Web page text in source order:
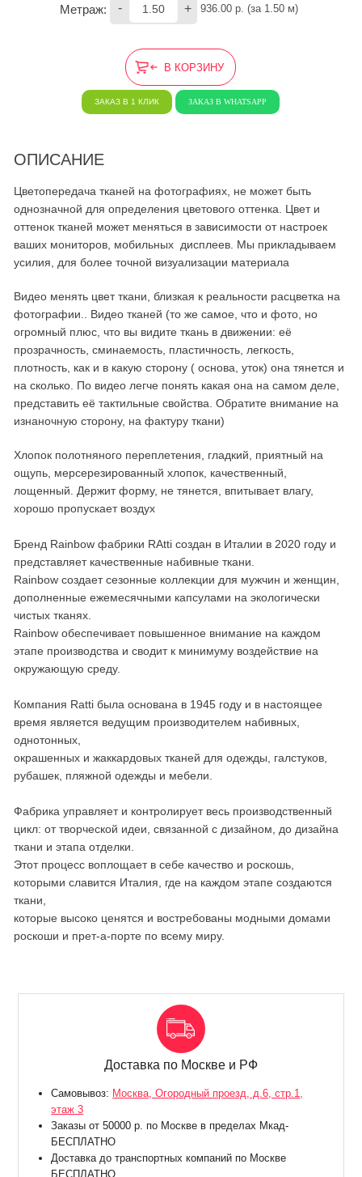
Метраж: - + 936.00 р. (за 1.50 м)
В КОРЗИНУ
ЗАКАЗ В 1 КЛИК ЗАКАЗ В WHATSAPP
ОПИСАНИЕ
Цветопередача тканей на фотографиях, не может быть
однозначной для определения цветового оттенка. Цвет и
оттенок тканей может меняться в зависимости от настроек
ваших мониторов, мобильных дисплеев. Мы прикладываем
усилия, для более точной визуализации материала
Видео менять цвет ткани, близкая к реальности расцветка на
фотографии.. Видео тканей (то же самое, что и фото, но
огромный плюс, что вы видите ткань в движении: её
прозрачность, сминаемость, пластичность, легкость,
плотность, как и в какую сторону ( основа, уток) она тянется и
на сколько. По видео легче понять какая она на самом деле,
представить её тактильные свойства. Обратите внимание на
изнаночную сторону, на фактуру ткани)
Хлопок полотняного переплетения, гладкий, приятный на
ощупь, мерсерезированный хлопок, качественный,
лощенный. Держит форму, не тянется, впитывает влагу,
хорошо пропускает воздух
Бренд Rainbow фабрики RAtti создан в Италии в 2020 году и
представляет качественные набивные ткани.
Rainbow создает сезонные коллекции для мужчин и женщин,
дополненные ежемесячными капсулами на экологически
чистых тканях.
Rainbow обеспечивает повышенное внимание на каждом
этапе производства и сводит к минимуму воздействие на
окружающую среду.
Компания Ratti была основана в 1945 году и в настоящее
время является ведущим производителем набивных,
однотонных,
окрашенных и жаккардовых тканей для одежды, галстуков,
рубашек, пляжной одежды и мебели.
Фабрика управляет и контролирует весь производственный
цикл: от творческой идеи, связанной с дизайном, до дизайна
ткани и этапа отделки.
Этот процесс воплощает в себе качество и роскошь,
которыми славится Италия, где на каждом этапе создаются
ткани,
которые высоко ценятся и востребованы модными домами
роскоши и прет-а-порте по всему миру.
Доставка по Москве и РФ
Самовывоз: Москва, Огородный проезд, д.6, стр.1,
этаж 3
Заказы от 50000 р. по Москве в пределах Мкад-
БЕСПЛАТНО
Доставка до транспортных компаний по Москве
БЕСПЛАТНО